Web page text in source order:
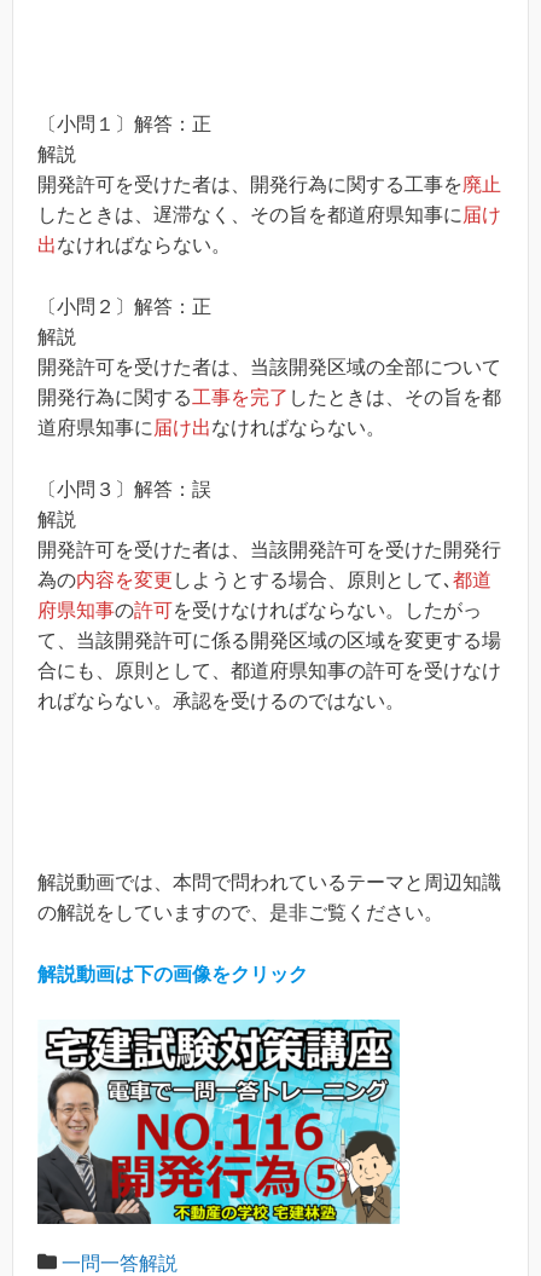
〔小問１〕解答：正
解説
開発許可を受けた者は、開発行為に関する工事を廃止
したときは、遅滞なく、その旨を都道府県知事に 届け
出なければならない。
〔小問２〕解答：正
解説
開発許可を受けた者は、当該開発区域の全部について
開発行為に関する工事を完了 したときは、その旨を都
道府県知事に 届け出なければならない。
〔小問３〕解答：誤
解説
開発許可を受けた者は、当該開発許可を受けた開発行
為の内容を変更 しようとする場合、原則として､ 都道
府県知事の許可を受けなければならない。したがっ
て、当該開発許可に係る開発区域の区域を変更する場
合にも、原則として、都道府県知事の許可を受けなけ
ればならない。承認を受けるのではない。
解説動画では、本問で問われているテーマと周辺知識
の解説をしていますので、是非ご覧ください。
解説動画は下の画像をクリック
一問一答解説